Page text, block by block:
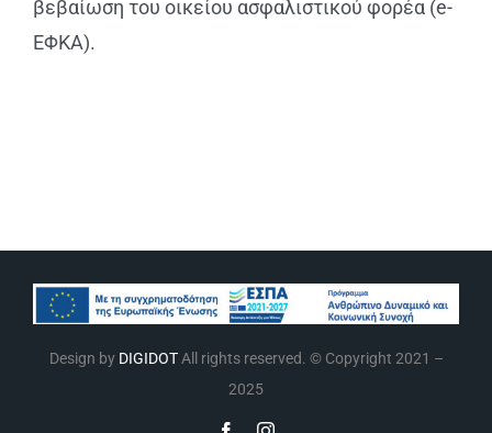
βεβαίωση του οικείου ασφαλιστικού φορέα (e-
EΦΚΑ).
Design by DIGIDOT All rights reserved. © Copyright 2021 –
2025